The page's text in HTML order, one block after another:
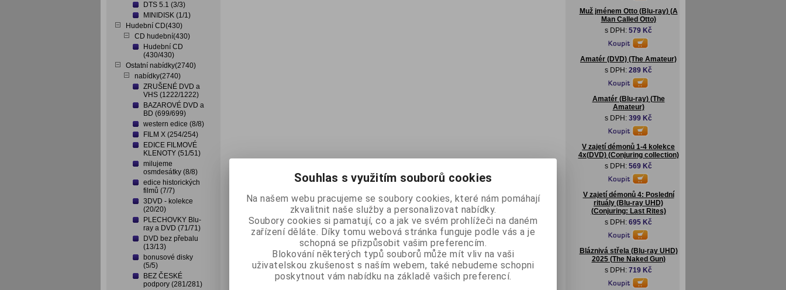
DTS 5.1 (3/3)
MINIDISK (1/1)
Hudební CD(430)
CD hudební(430)
Hudební CD
(430/430)
Ostatní nabídky(2740)
nabídky(2740)
ZRUŠENÉ DVD a
VHS (1222/1222)
BAZAROVÉ DVD a
BD (699/699)
western edice (8/8)
FILM X (254/254)
EDICE FILMOVÉ
KLENOTY (51/51)
milujeme
osmdesátky (8/8)
edice historických
filmů (7/7)
3DVD - kolekce
(20/20)
PLECHOVKY Blu-
ray a DVD (71/71)
DVD bez přebalu
(13/13)
bonusové disky
(5/5)
BEZ ČESKÉ
podpory (281/281)
Muž jménem Otto (Blu-ray) (A
Man Called Otto)
s DPH: 579 Kč
Amatér (DVD) (The Amateur)
s DPH: 289 Kč
Amatér (Blu-ray) (The
Amateur)
s DPH: 399 Kč
V zajetí démonů 1-4 kolekce
4x(DVD) (Conjuring collection)
s DPH: 569 Kč
V zajetí démonů 4: Poslední
rituály (Blu-ray UHD)
(Conjuring: Last Rites)
s DPH: 695 Kč
Bláznivá střela (Blu-ray UHD)
2025 (The Naked Gun)
s DPH: 719 Kč
Souhlas s využitím souborů cookies
Na našem webu pracujeme se soubory cookies, které nám pomáhají
zkvalitnit naše služby a personalizovat nabídky.
Soubory cookies si pamatují, co a jak ve svém prohlížeči na daném
zařízení děláte. Díky tomu webová stránka funguje podle vás a je
schopná se přizpůsobit vašim preferencím.
Blokování některých typů souborů může mít vliv na vaši
uživatelskou zkušenost s naším webem, také nebudeme schopni
poskytnout vám nabídku na základě vašich preferencí.